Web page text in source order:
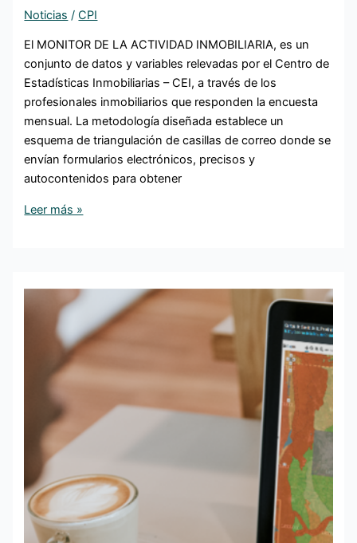
Noticias /CPI
El MONITOR DE LA ACTIVIDAD INMOBILIARIA, es un
conjunto de datos y variables relevadas por el Centro de
Estadísticas Inmobiliarias – CEI, a través de los
profesionales inmobiliarios que responden la encuesta
mensual. La metodología diseñada establece un
esquema de triangulación de casillas de correo donde se
envían formularios electrónicos, precisos y
autocontenidos para obtener
Leer más »